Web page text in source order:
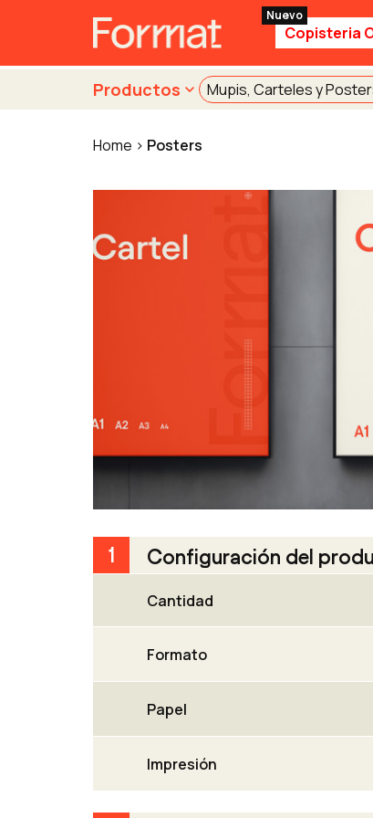
Copisteria
Productos Mupis, Carteles y
Home Posters
1 Configuración del
Cantidad
Formato
Papel
Impresión